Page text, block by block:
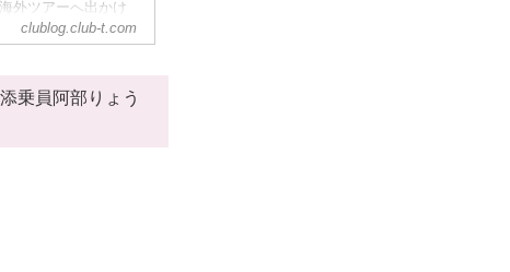
外ツアーへ出かけ
畿、四国、九州、
ナダ、ハワイ。ク
。旅行先から？仕
地の情報を発信い
clublog.club-t.com
乗員阿部りょう